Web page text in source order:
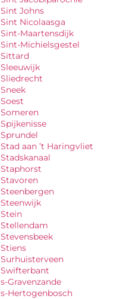
Sint Johns
Sint Nicolaasga
Sint-Maartensdijk
Sint-Michielsgestel
Sittard
Sleeuwijk
Sliedrecht
Sneek
Soest
Someren
Spijkenisse
Sprundel
Stad aan ’t Haringvliet
Stadskanaal
Staphorst
Stavoren
Steenbergen
Steenwijk
Stein
Stellendam
Stevensbeek
Stiens
Surhuisterveen
Swifterbant
s-Gravenzande
s-Hertogenbosch